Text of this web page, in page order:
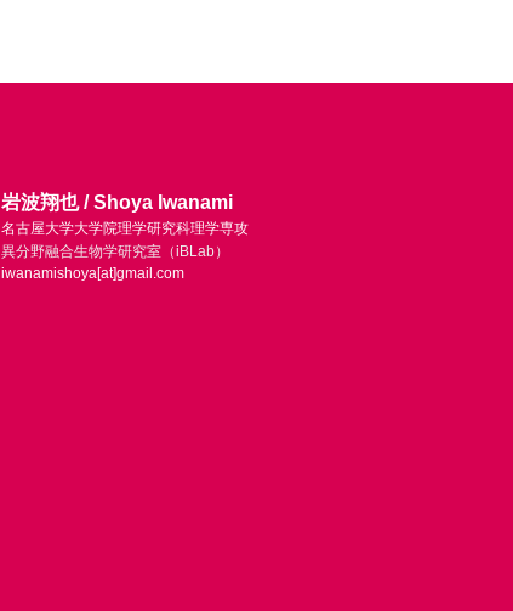
岩波翔也 / Shoya Iwanami
名古屋大学大学院理学研究科理学専攻
異分野融合生物学研究室（iBLab）
iwanamishoya[at]gmail.com